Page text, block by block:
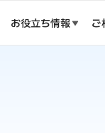
お役立ち情報 ご